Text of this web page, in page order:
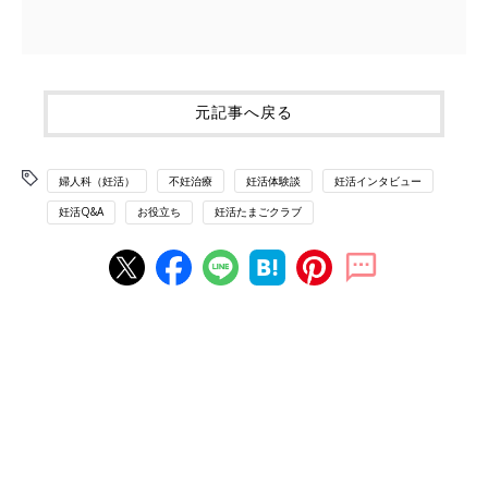
元記事へ戻る
婦人科（妊活） 不妊治療 妊活体験談 妊活インタビュー
妊活Q&A お役立ち 妊活たまごクラブ